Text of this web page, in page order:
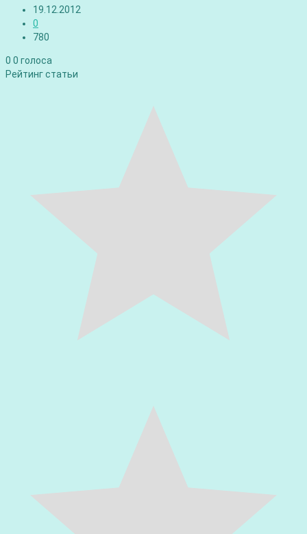
19.12.2012
0
780
0 0 голоса
Рейтинг статьи